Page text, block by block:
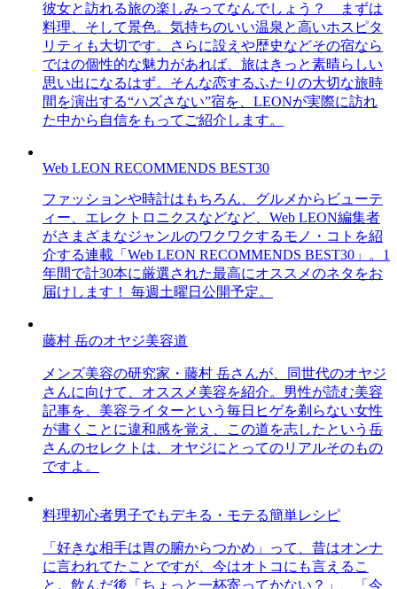
彼女と訪れる旅の楽しみってなんでしょう？ まずは
料理、そして景色。気持ちのいい温泉と高いホスピタ
リティも大切です。さらに設えや歴史などその宿なら
ではの個性的な魅力があれば、旅はきっと素晴らしい
思い出になるはず。そんな恋するふたりの大切な旅時
間を演出する“ハズさない”宿を、LEONが実際に訪れ
た中から自信をもってご紹介します。
Web LEON RECOMMENDS BEST30
ファッションや時計はもちろん、グルメからビューテ
ィー、エレクトロニクスなどなど、Web LEON編集者
がさまざまなジャンルのワクワクするモノ・コトを紹
介する連載「Web LEON RECOMMENDS BEST30」。1
年間で計30本に厳選された最高にオススメのネタをお
届けします！ 毎週土曜日公開予定。
藤村 岳のオヤジ美容道
メンズ美容の研究家・藤村 岳さんが、同世代のオヤジ
さんに向けて、オススメ美容を紹介。男性が読む美容
記事を、美容ライターという毎日ヒゲを剃らない女性
が書くことに違和感を覚え、この道を志したという岳
さんのセレクトは、オヤジにとってのリアルそのもの
ですよ。
料理初心者男子でもデキる・モテる簡単レシピ
「好きな相手は胃の腑からつかめ」って、昔はオンナ
に言われてたことですが、今はオトコにも言えるこ
と。飲んだ後「ちょっと一杯寄ってかない？」、「今